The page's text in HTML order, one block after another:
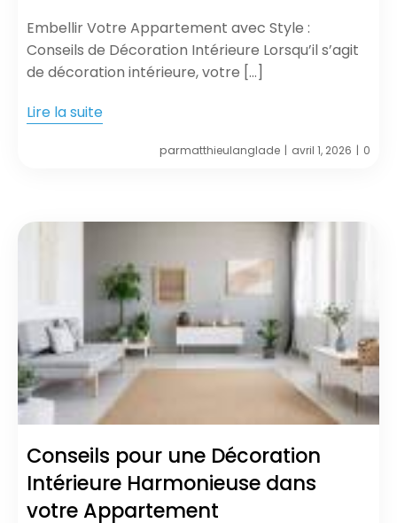
Embellir Votre Appartement avec Style :
Conseils de Décoration Intérieure Lorsqu’il s’agit
de décoration intérieure, votre […]
Lire la suite
parmatthieulanglade | avril 1, 2026 | 0
Conseils pour une Décoration
Intérieure Harmonieuse dans
votre Appartement